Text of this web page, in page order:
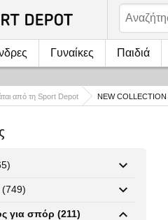
Γυναίκες Παιδιά
από τη Sport Depot NEW COLLECTION
(749)
για σπόρ (211)